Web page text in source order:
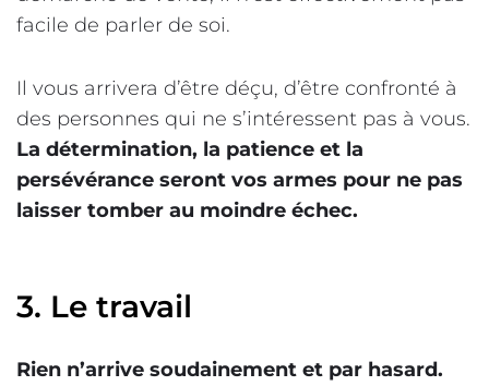
facile de parler de soi.
Il vous arrivera d’être déçu, d’être confronté à
des personnes qui ne s’intéressent pas à vous.
La détermination, la patience et la
persévérance seront vos armes pour ne pas
laisser tomber au moindre échec.
3. Le travail
Rien n’arrive soudainement et par hasard.